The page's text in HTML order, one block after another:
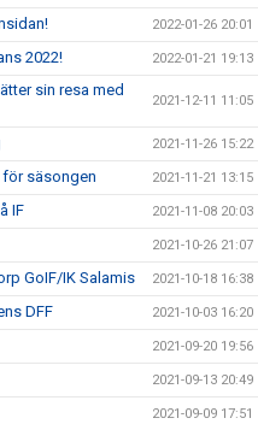
2022-01-26 20:01
2022! 2022-01-21 19:13
sin resa med
2021-12-11 11:05
2021-11-26 15:22
säsongen 2021-11-21 13:15
IF 2021-11-08 20:03
2021-10-26 21:07
GoIF/IK Salamis 2021-10-18 16:38
DFF 2021-10-03 16:20
2021-09-20 19:56
2021-09-13 20:49
2021-09-09 17:51